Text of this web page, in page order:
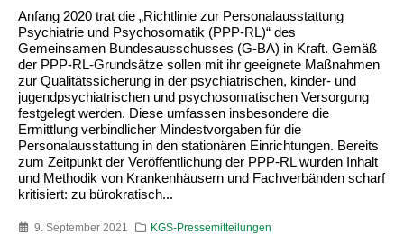
Anfang 2020 trat die „Richtlinie zur Personalausstattung
Psychiatrie und Psychosomatik (PPP-RL)“ des
Gemeinsamen Bundesausschusses (G-BA) in Kraft. Gemäß
der PPP-RL-Grundsätze sollen mit ihr geeignete Maßnahmen
zur Qualitätssicherung in der psychiatrischen, kinder- und
jugendpsychiatrischen und psychosomatischen Versorgung
festgelegt werden. Diese umfassen insbesondere die
Ermittlung verbindlicher Mindestvorgaben für die
Personalausstattung in den stationären Einrichtungen. Bereits
zum Zeitpunkt der Veröffentlichung der PPP-RL wurden Inhalt
und Methodik von Krankenhäusern und Fachverbänden scharf
kritisiert: zu bürokratisch...
9. September 2021
KGS-Pressemitteilungen